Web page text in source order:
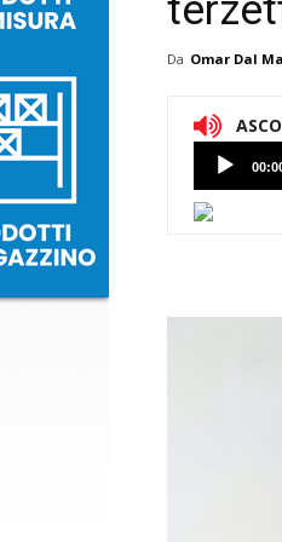
Da Omar Dal
Lettore
Audio